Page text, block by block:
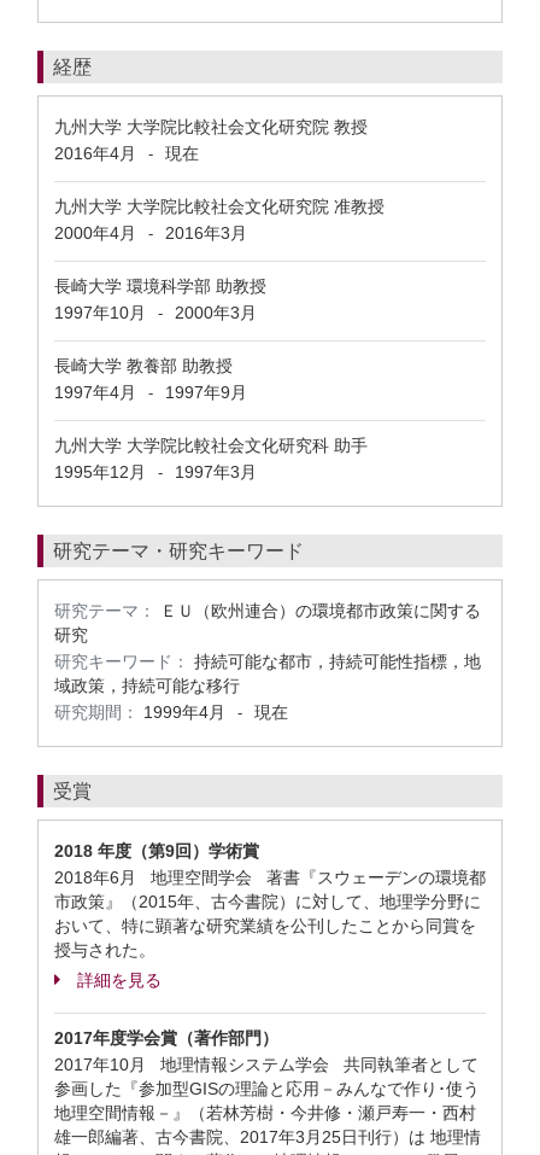
経歴
九州大学 大学院比較社会文化研究院 教授
2016年4月
- 現在
九州大学 大学院比較社会文化研究院 准教授
2000年4月
- 2016年3月
長崎大学 環境科学部 助教授
1997年10月
- 2000年3月
長崎大学 教養部 助教授
1997年4月
- 1997年9月
九州大学 大学院比較社会文化研究科 助手
1995年12月
- 1997年3月
研究テーマ・研究キーワード
研究テーマ：
ＥＵ（欧州連合）の環境都市政策に関する
研究
研究キーワード：
持続可能な都市，持続可能性指標，地
域政策，持続可能な移行
研究期間：
1999年4月 - 現在
受賞
2018 年度（第9回）学術賞
2018年6月 地理空間学会 著書『スウェーデンの環境都
市政策』（2015年、古今書院）に対して、地理学分野に
おいて、特に顕著な研究業績を公刊したことから同賞を
授与された。
詳細を見る
2017年度学会賞（著作部門）
2017年10月 地理情報システム学会 共同執筆者として
参画した『参加型GISの理論と応用－みんなで作り･使う
地理空間情報－』（若林芳樹・今井修・瀬戸寿一・西村
雄一郎編著、古今書院、2017年3月25日刊行）は 地理情